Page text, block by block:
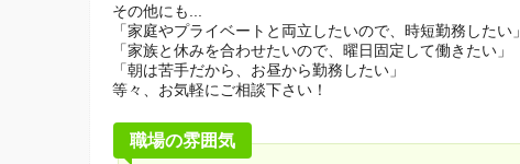
その他にも...
「家庭やプライベートと両立したいので、時短勤務したい」
「家族と休みを合わせたいので、曜日固定して働きたい」
「朝は苦手だから、お昼から勤務したい」
等々、お気軽にご相談下さい！
職場の雰囲気